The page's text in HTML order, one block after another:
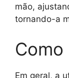
mão,
tornando-a
Como
Em geral, a